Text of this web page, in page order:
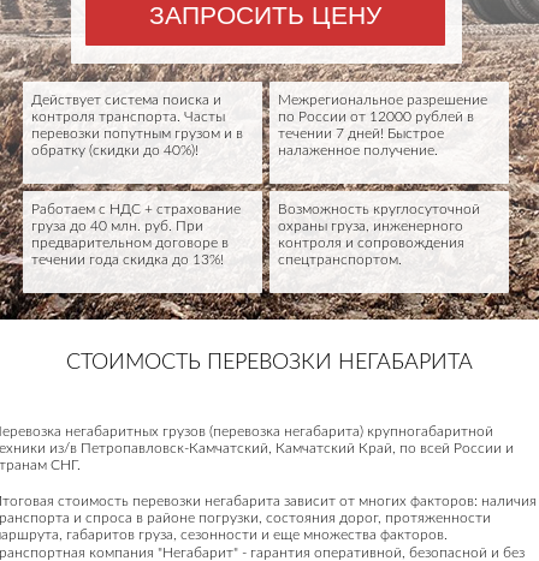
ЗАПРОСИТЬ ЦЕНУ
Межрегиональное разрешение
по России от 12000 рублей в
течении 7 дней! Быстрое
налаженное получение.
Действует система поиска и
контроля транспорта. Часты
перевозки попутным грузом и в
обратку (скидки до 40%)!
Возможность круглосуточной
охраны груза, инженерного
контроля и сопровождения
спецтранспортом.
Работаем с НДС + страхование
груза до 40 млн. руб. При
предварительном договоре в
течении года скидка до 13%!
СТОИМОСТЬ ПЕРЕВОЗКИ НЕГАБАРИТА
негабаритных грузов (перевозка негабарита) крупногабаритной
из/в Петропавловск-Камчатский, Камчатский Край, по всей России и
СНГ.
стоимость перевозки негабарита зависит от многих факторов: наличия
и спроса в районе погрузки, состояния дорог, протяженности
габаритов груза, сезонности и еще множества факторов.
компания "Негабарит" - гарантия оперативной, безопасной и без